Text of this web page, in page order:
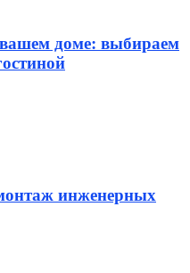
доме: выбираем
инженерных